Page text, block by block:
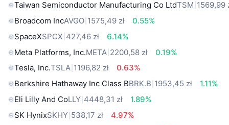
Taiwan Semiconductor Manufacturing Co LtdTSM 1569,99
Broadcom IncAVGO 1575,49 zł
0.55%
SpaceXSPCX 427,46 zł
6.14%
Meta Platforms, Inc.META 2200,58 zł
0.19%
Tesla, Inc.TSLA 1196,82 zł
0.63%
Berkshire Hathaway Inc Class BBRK.B 1953,45 zł
1.11%
Eli Lilly And CoLLY 4448,31 zł
1.89%
SK HynixSKHY 538,17 zł
4.97%